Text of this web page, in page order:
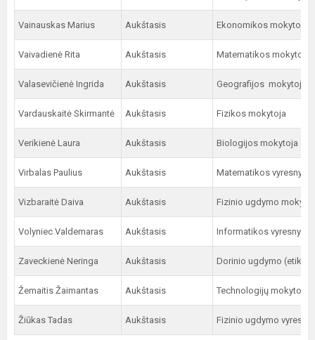
Vainauskas Marius Aukštasis Ekonomikos mokytojas
Vaivadienė Rita Aukštasis Matematikos mokytoja
Valasevičienė Ingrida Aukštasis Geografijos mokytoja
Vardauskaitė Skirmantė Aukštasis Fizikos mokytoja
Verikienė Laura Aukštasis Biologijos mokytoja
Virbalas Paulius Aukštasis Matematikos
Vizbaraitė Daiva Aukštasis Fizinio ugdymo
Volyniec Valdemaras Aukštasis Informatikos
Zaveckienė Neringa Aukštasis Dorinio ugdymo
Žemaitis Žaimantas Aukštasis Technologijų
Žiūkas Tadas Aukštasis Fizinio ugdymo